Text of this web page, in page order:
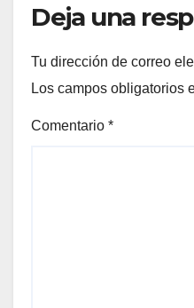
Deja una
Tu dirección de correo
Los campos obligatorios
Comentario *